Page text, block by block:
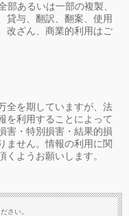
部あるいは一部の複製、
貸与、翻訳、翻案、使用
改ざん、商業的利用はご
全を期していますが、法
を利用することによって
害・特別損害・結果的損
ません。情報の利用に関
くようお願いします。
さい。